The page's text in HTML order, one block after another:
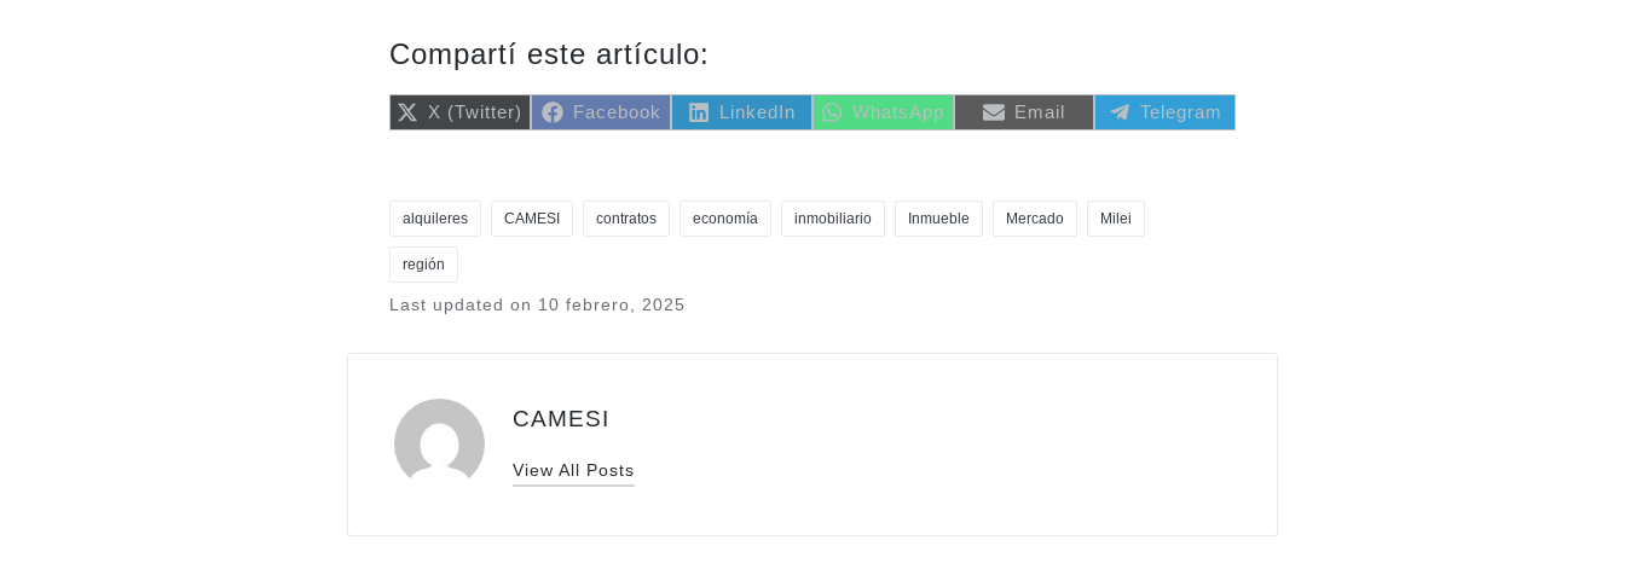
Compartí este artículo:
Share
on
X (Twitter)
Share
on
Facebook
Share
on
LinkedIn
Share
on
WhatsApp
Share
on
Email
Share
on
Telegram
Tags:
alquileres CAMESI contratos economía inmobiliario Inmueble Mercado Milei
región
Last updated on 10 febrero, 2025
CAMESI
View All Posts